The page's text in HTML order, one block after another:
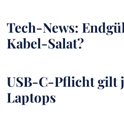
Tech-News:
Kabel-Salat?
USB-C-Pflicht gilt
Laptops